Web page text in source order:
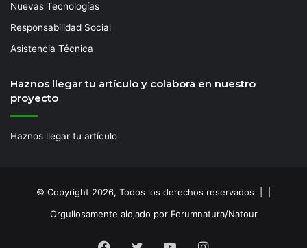
Nuevas Tecnologías
Responsabilidad Social
Asistencia Técnica
Haznos llegar tu artículo y colabora en nuestro
proyecto
Haznos llegar tu artículo
© Copyright 2026, Todos los derechos reservados | |
Orgullosamente alojado por Forumnatura/Natour